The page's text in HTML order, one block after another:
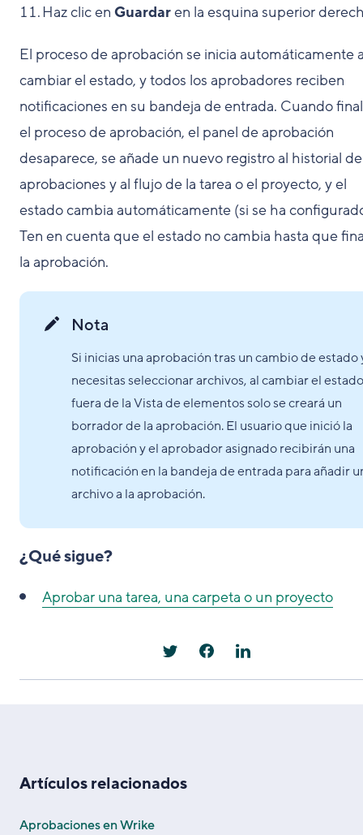
Haz clic en Guardaren la esquina superior
El proceso de aprobación se inicia automáticamente
cambiar el estado, y todos los aprobadores reciben
notificaciones en su bandeja de entrada. Cuando
el proceso de aprobación, el panel de aprobación
desaparece, se añade un nuevo registro al historial de
aprobaciones y al flujo de la tarea o el proyecto, y el
estado cambia automáticamente (si se ha
Ten en cuenta que el estado no cambia hasta que
la aprobación.
Nota
Si inicias una aprobación tras un cambio de estado
necesitas seleccionar archivos, al cambiar el estado
fuera de la Vista de elementos solo se creará un
borrador de la aprobación. El usuario que inició la
aprobación y el aprobador asignado recibirán una
notificación en la bandeja de entrada para añadir
archivo a la aprobación.
¿Qué sigue?
Aprobar una tarea, una carpeta o un proyecto
Artículos relacionados
Aprobaciones en Wrike